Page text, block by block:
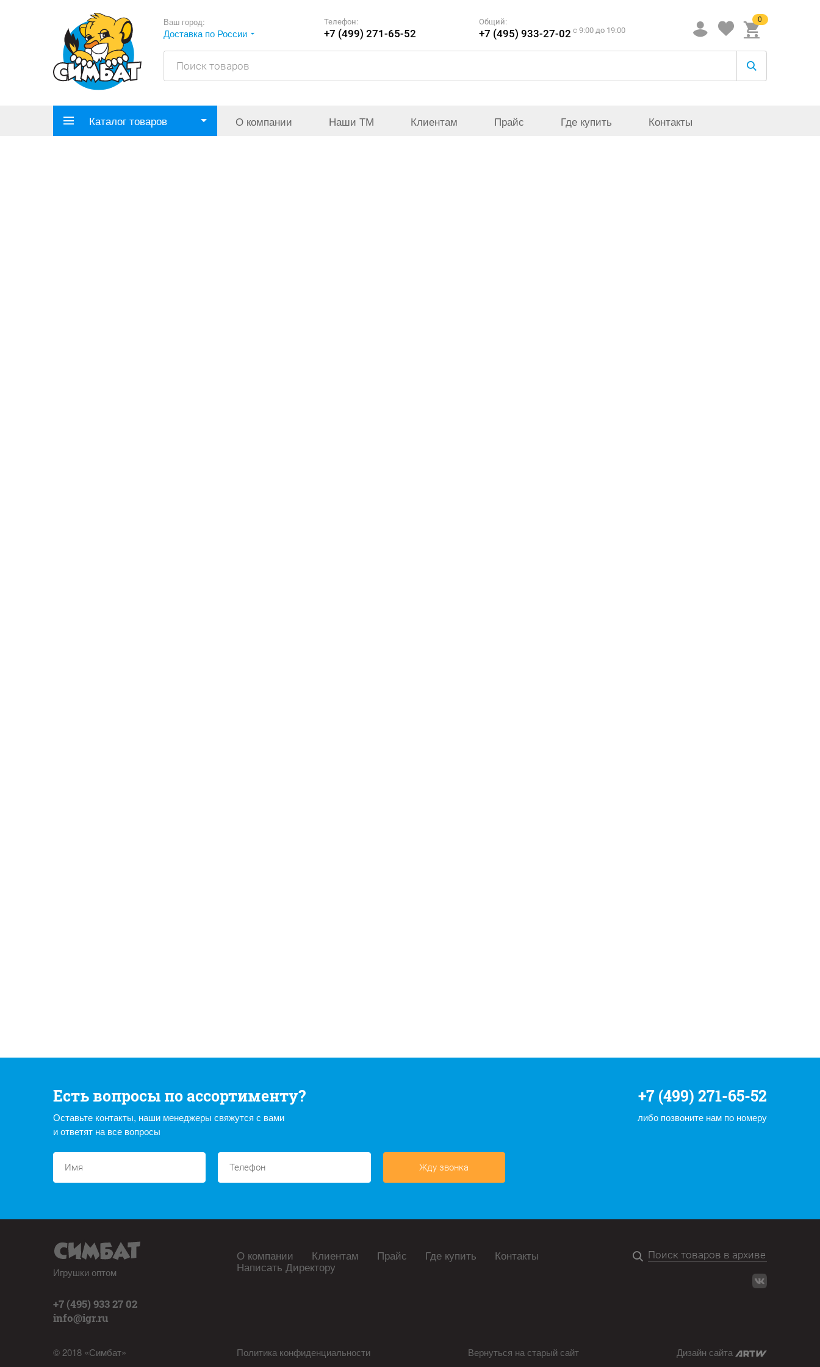
Ваш город:
Доставка по России
Телефон:
+7 (499) 271-65-52
Общий:
+7 (495) 933-27-02 c 9:00 до 19:00
0
Каталог товаров О компании Наши ТМ Клиентам Прайс Где купить Контакты
Есть вопросы по ассортименту?
Оставьте контакты, наши менеджеры свяжутся с вами
и ответят на все вопросы
+7 (499) 271-65-52
либо позвоните нам по номеру
Жду звонка
Игрушки оптом
+7 (495) 933 27 02
info@igr.ru
© 2018 «Симбат»
О компании Клиентам Прайс Где купить Контакты
Написать Директору
Политика конфиденциальности Вернуться на старый сайт Дизайн сайта